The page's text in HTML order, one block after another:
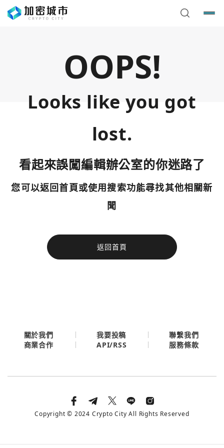
OOPS!
Looks like you got
lost.
看起來誤闖編輯辦公室的你迷路了
您可以返回首頁或使用搜索功能尋找其他相關新
聞
返回首頁
今日熱門
使用以下帳號繼續
您已閒置5分鐘，請點擊關閉按鈕或空白處，即可回到加密
今日熱門
關於我們 我要投稿
聯繫我們
商業合作
API/RSS 服務條款
Copyright © 2024 Crypto City All Rights Reserved